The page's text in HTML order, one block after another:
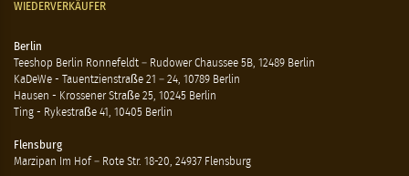
WIEDERVERKÄUFER
Berlin
Teeshop Berlin Ronnefeldt – Rudower Chaussee 5B, 12489 Berlin
KaDeWe - Tauentzienstraße 21 – 24, 10789 Berlin
Hausen - Krossener Straße 25, 10245 Berlin
Ting - Rykestraße 41, 10405 Berlin
Flensburg
Marzipan Im Hof – Rote Str. 18-20, 24937 Flensburg